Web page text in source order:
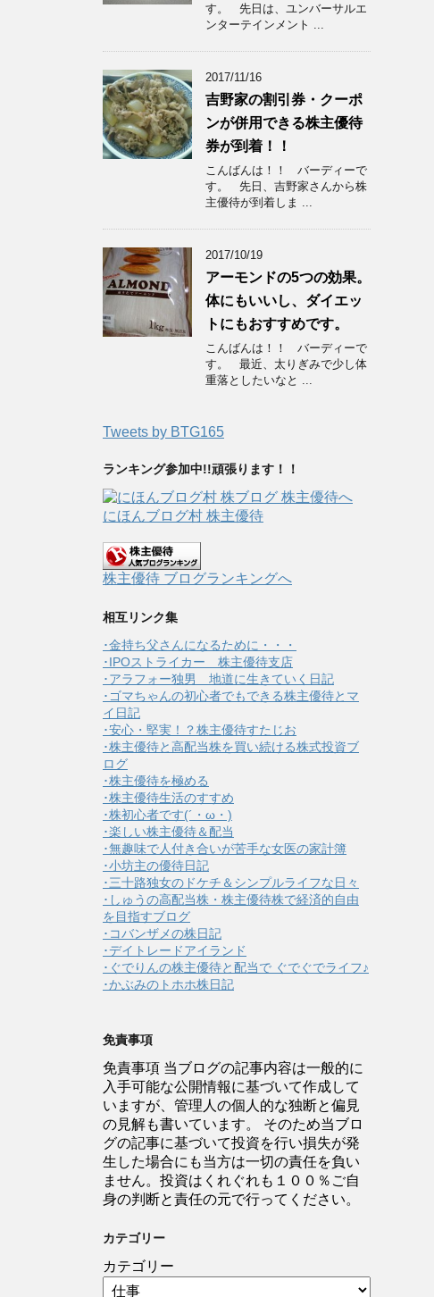
す。 先日は、ユンバーサルエ
ンターテインメント ...
2017/11/16
吉野家の割引券・クーポ
ンが併用できる株主優待
券が到着！！
こんばんは！！ バーディーで
す。 先日、吉野家さんから株
主優待が到着しま ...
2017/10/19
アーモンドの5つの効果。
体にもいいし、ダイエッ
トにもおすすめです。
こんばんは！！ バーディーで
す。 最近、太りぎみで少し体
重落としたいなと ...
Tweets by BTG165
ランキング参加中!!頑張ります！！
にほんブログ村 株主優待
株主優待 ブログランキングへ
相互リンク集
･金持ち父さんになるために・・・
･IPOストライカー 株主優待支店
･アラフォー独男 地道に生きていく日記
･ゴマちゃんの初心者でもできる株主優待とマ
イ日記
･安心・堅実！？株主優待すたじお
･株主優待と高配当株を買い続ける株式投資ブ
ログ
･株主優待を極める
･株主優待生活のすすめ
･株初心者です(´・ω・)
･楽しい株主優待＆配当
･無趣味で人付き合いが苦手な女医の家計簿
･小坊主の優待日記
･三十路独女のドケチ＆シンプルライフな日々
･しゅうの高配当株・株主優待株で経済的自由
を目指すブログ
･コバンザメの株日記
･デイトレードアイランド
･ぐでりんの株主優待と配当で ぐでぐでライフ♪
･かぶみのトホホ株日記
免責事項
免責事項 当ブログの記事内容は一般的に
入手可能な公開情報に基づいて作成して
いますが、管理人の個人的な独断と偏見
の見解も書いています。 そのため当ブロ
グの記事に基づいて投資を行い損失が発
生した場合にも当方は一切の責任を負い
ません。投資はくれぐれも１００％ご自
身の判断と責任の元で行ってください。
カテゴリー
カテゴリー